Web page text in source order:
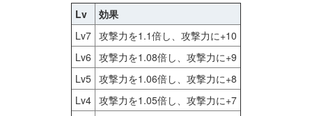
Lv
効果
Lv7 攻撃力を1.1倍し、攻撃力に+10
Lv6 攻撃力を1.08倍し、攻撃力に+9
Lv5 攻撃力を1.06倍し、攻撃力に+8
Lv4 攻撃力を1.05倍し、攻撃力に+7